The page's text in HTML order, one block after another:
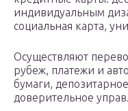
индивидуальным
социальная карта,
Осуществляют
рубеж, платежи и
бумаги,
доверительное